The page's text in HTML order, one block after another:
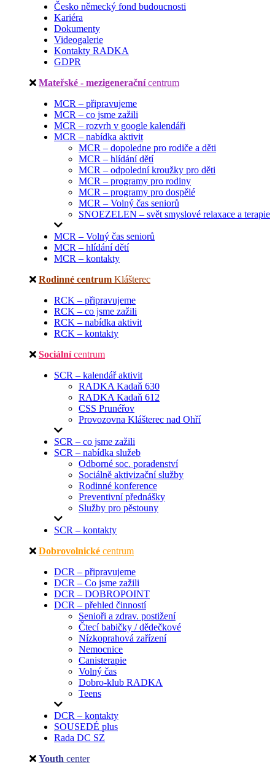
Česko německý fond budoucnosti
Kariéra
Dokumenty
Videogalerie
Kontakty RADKA
GDPR
Mateřské - mezigenerační centrum
MCR – připravujeme
MCR – co jsme zažili
MCR – rozvrh v google kalendáři
MCR – nabídka aktivit
MCR – dopoledne pro rodiče a děti
MCR – hlídání dětí
MCR – odpolední kroužky pro děti
MCR – programy pro rodiny
MCR – programy pro dospělé
MCR – Volný čas seniorů
SNOEZELEN – svět smyslové relaxace a terapie
MCR – Volný čas seniorů
MCR – hlídání dětí
MCR – kontakty
Rodinné centrum Klášterec
RCK – připravujeme
RCK – co jsme zažili
RCK – nabídka aktivit
RCK – kontakty
Sociální centrum
SCR – kalendář aktivit
RADKA Kadaň 630
RADKA Kadaň 612
CSS Prunéřov
Provozovna Klášterec nad Ohří
SCR – co jsme zažili
SCR – nabídka služeb
Odborné soc. poradenství
Sociálně aktivizační služby
Rodinné konference
Preventivní přednášky
Služby pro pěstouny
SCR – kontakty
Dobrovolnické centrum
DCR – připravujeme
DCR – Co jsme zažili
DCR – DOBROPOINT
DCR – přehled činností
Senioři a zdrav. postižení
Čtecí babičky / dědečkové
Nízkoprahová zařízení
Nemocnice
Canisterapie
Volný čas
Dobro-klub RADKA
Teens
DCR – kontakty
SOUSEDÉ plus
Rada DC SZ
Youth center